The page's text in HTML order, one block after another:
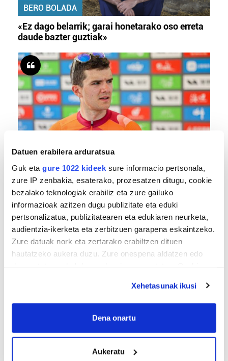
Datuen erabilera arduratsua
Guk eta gure 1022 kideek sure informacio pertsonala,
zure IP zenbakia, esaterako, prozesatzen ditugu, cookie
bezalako teknologiak erabiliz eta zure gailuko
informazioak azitzen dugu publizitate eta eduki
pertsonalizatua, publizitatearen eta edukiaren neurketa,
audientzia-ikerketa eta zerbitzuen garapena eskaintzeko.
Zure datuak nork eta zertarako erabiltzen dituen
hautatzeko aukera duzu. Zure onespena aldatzen edo
If you allow, we would also like to:
Collect information about your geographical
meters
Identify your device by actively scanning it for
Xehetasunak ikusi
Dena onartu
Aukeratu
BERO BOLADA
«Ez dago belarrik; garai honetarako oso erreta
daude bazter guztiak»
TXIRRINDULARITZA
«Entrenatzen duzun bideetan lehiatzeak
gehiago motibatzen zaitu»
MEMORIA HISTORIKOA
«Gai tabua izan da etxe gehienetan, jendeak
azkeneko momentuan hitz egin du»